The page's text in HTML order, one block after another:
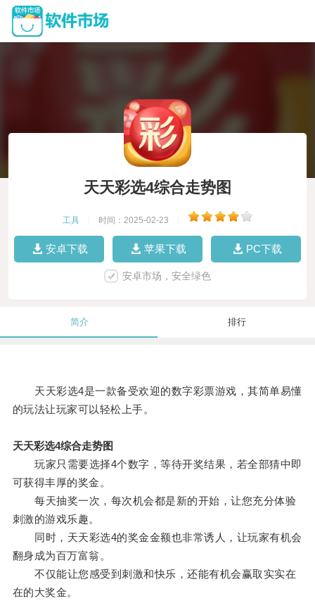
天天彩选4综合走势图
工具 时间：2025-02-23
安卓下载 苹果下载 PC下载
安卓市场，安全绿色
简介 排行
天天彩选4是一款备受欢迎的数字彩票游戏，其简单易懂
的玩法让玩家可以轻松上手。
天天彩选4综合走势图
玩家只需要选择4个数字，等待开奖结果，若全部猜中即
可获得丰厚的奖金。
每天抽奖一次，每次机会都是新的开始，让您充分体验
刺激的游戏乐趣。
同时，天天彩选4的奖金金额也非常诱人，让玩家有机会
翻身成为百万富翁。
不仅能让您感受到刺激和快乐，还能有机会赢取实实在
在的大奖金。